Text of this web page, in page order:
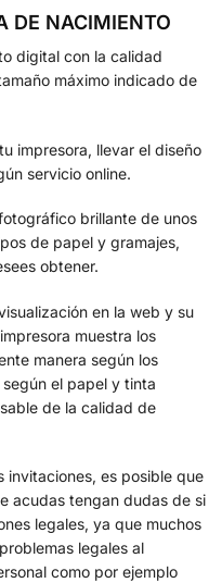
DE NACIMIENTO
digital con la calidad
máximo indicado de
impresora, llevar el diseño
servicio online.
brillante de unos
de papel y gramajes,
obtener.
en la web y su
muestra los
manera según los
el papel y tinta
de la calidad de
invitaciones, es posible que
acudas tengan dudas de si
legales, ya que muchos
legales al
como por ejemplo